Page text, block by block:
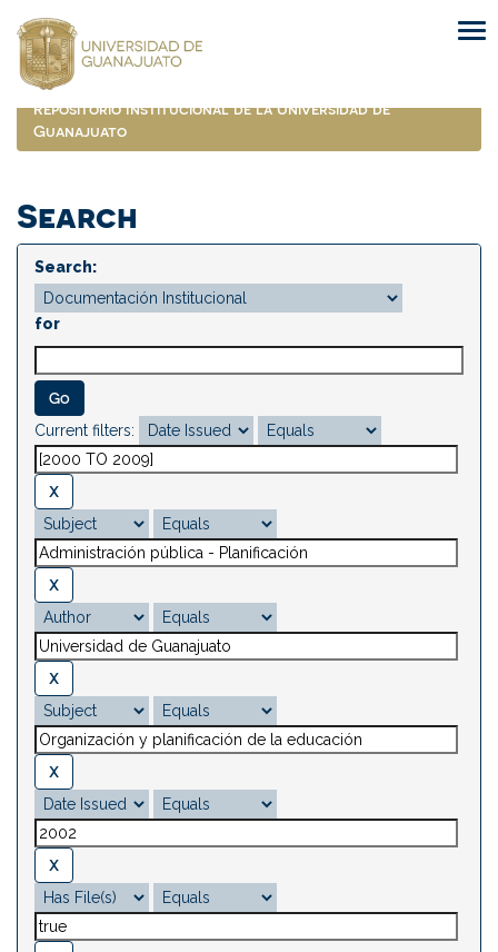
navigation
Repositorio Institucional de la Universidad de
Guanajuato
Search
Search:
for
Current filters: